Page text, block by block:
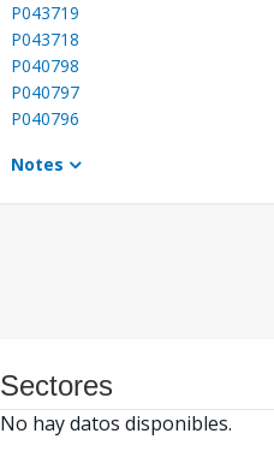
P043719
P043718
P040798
P040797
P040796
Notes
Sectores
No hay datos disponibles.